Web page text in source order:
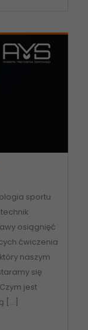
sportu
osiągnięć
ćwiczenia
naszym
się
jest
[…]